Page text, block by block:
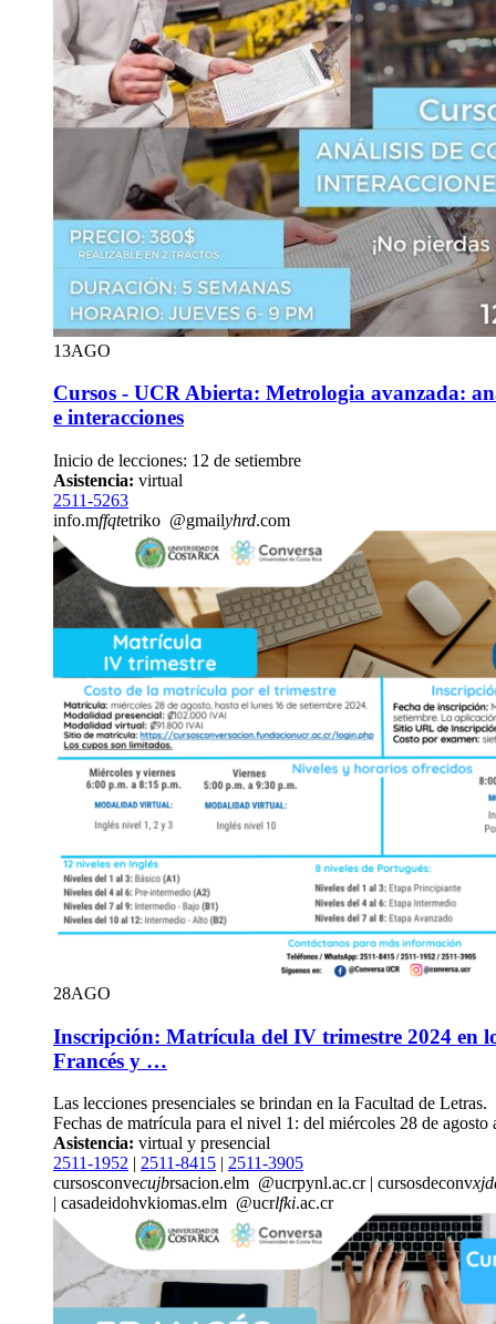
13AGO
Cursos - UCR Abierta: Metrologia avanzada:
e interacciones
Inicio de lecciones: 12 de setiembre
Asistencia: virtual
2511-5263
info.mffqtetriko @gmailyhrd.com
28AGO
Inscripción: Matrícula del IV trimestre 2024 en
Francés y …
Las lecciones presenciales se brindan en la Facultad de Letras.
Fechas de matrícula para el nivel 1: del miércoles 28 de agosto
Asistencia: virtual y presencial
2511-1952 | 2511-8415 | 2511-3905
cursosconvecujbrsacion.elm @ucrpynl.ac.cr| cursosdeconv
| casadeidohvkiomas.elm @ucrlfki.ac.cr